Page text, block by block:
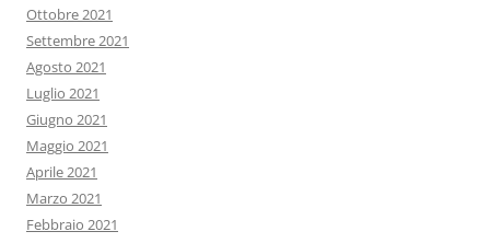
Ottobre 2021
Settembre 2021
Agosto 2021
Luglio 2021
Giugno 2021
Maggio 2021
Aprile 2021
Marzo 2021
Febbraio 2021